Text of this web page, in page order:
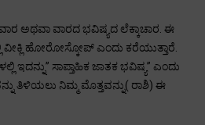
ಅಥವಾ ವಾರದ ಭವಿಷ್ಯದ ಲೆಕ್ಕಾಚಾರ. ಈ
ವೀಕ್ಲಿ ಹೋರೋಸ್ಕೋಪ್ ಎಂದು ಕರೆಯುತ್ತಾರೆ.
ಇದನ್ನು” ಸಾಪ್ತಾಹಿಕ ಜಾತಕ ಭವಿಷ್ಯ” ಎಂದು
ತಿಳಿಯಲು ನಿಮ್ಮ ಮೊತ್ತವನ್ನು( ರಾಶಿ) ಈ